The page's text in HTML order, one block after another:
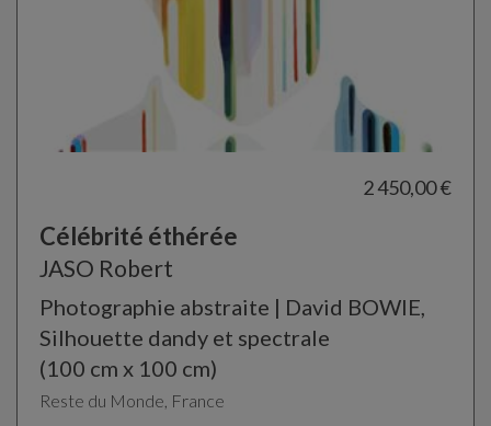
2 450,00 €
Célébrité éthérée
JASO Robert
Photographie abstraite | David BOWIE,
Silhouette dandy et spectrale
(100 cm x 100 cm)
Reste du Monde, France